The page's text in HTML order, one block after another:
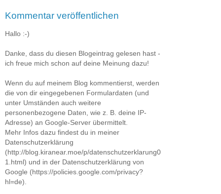
Kommentar veröffentlichen
Hallo :-)
Danke, dass du diesen Blogeintrag gelesen hast -
ich freue mich schon auf deine Meinung dazu!
Wenn du auf meinem Blog kommentierst, werden
die von dir eingegebenen Formulardaten (und
unter Umständen auch weitere
personenbezogene Daten, wie z. B. deine IP-
Adresse) an Google-Server übermittelt.
Mehr Infos dazu findest du in meiner
Datenschutzerklärung
(http://blog.kiranear.moe/p/datenschutzerklarung0
1.html) und in der Datenschutzerklärung von
Google (https://policies.google.com/privacy?
hl=de).